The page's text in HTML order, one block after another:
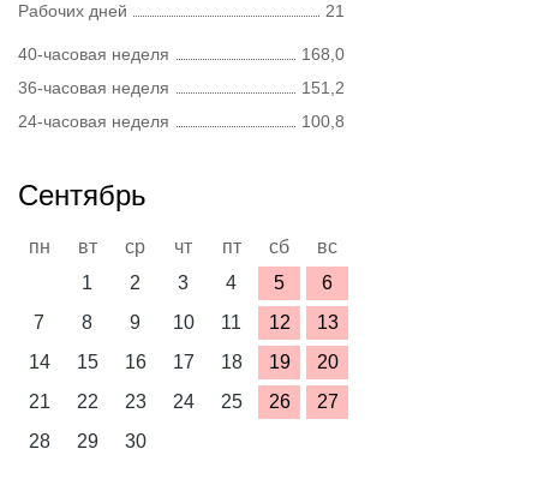
Рабочих дней
21
40-часовая неделя
168,0
36-часовая неделя
151,2
24-часовая неделя
100,8
Сентябрь
пн вт ср чт пт сб
вс
1
2 3 4 5
6
7
8 9 10 11 12
13
14
15 16 17 18 19
20
21
22 23 24 25 26
27
28
29 30